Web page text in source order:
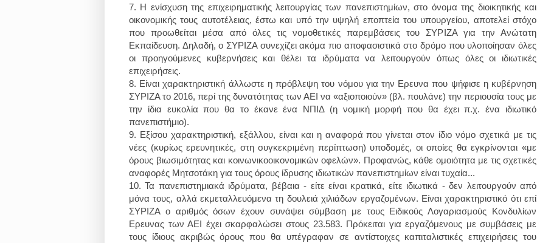
7. Η ενίσχυση της επιχειρηματικής λειτουργίας των πανεπιστημίων, στο όνομα της διοικητικής και
οικονομικής τους αυτοτέλειας, έστω και υπό την υψηλή εποπτεία του υπουργείου, αποτελεί στόχο
που προωθείται μέσα από όλες τις νομοθετικές παρεμβάσεις του ΣΥΡΙΖΑ για την Ανώτατη
Εκπαίδευση. Δηλαδή, ο ΣΥΡΙΖΑ συνεχίζει ακόμα πιο αποφασιστικά στο δρόμο που υλοποίησαν όλες
οι προηγούμενες κυβερνήσεις και θέλει τα ιδρύματα να λειτουργούν όπως όλες οι ιδιωτικές
επιχειρήσεις.
8. Είναι χαρακτηριστική άλλωστε η πρόβλεψη του νόμου για την Ερευνα που ψήφισε η κυβέρνηση
ΣΥΡΙΖΑ το 2016, περί της δυνατότητας των ΑΕΙ να «αξιοποιούν» (βλ. πουλάνε) την περιουσία τους με
την ίδια ευκολία που θα το έκανε ένα ΝΠΙΔ (η νομική μορφή που θα έχει π.χ. ένα ιδιωτικό
πανεπιστήμιο).
9. Εξίσου χαρακτηριστική, εξάλλου, είναι και η αναφορά που γίνεται στον ίδιο νόμο σχετικά με τις
νέες (κυρίως ερευνητικές, στη συγκεκριμένη περίπτωση) υποδομές, οι οποίες θα εγκρίνονται «με
όρους βιωσιμότητας και κοινωνικοοικονομικών οφελών». Προφανώς, κάθε ομοιότητα με τις σχετικές
αναφορές Μητσοτάκη για τους όρους ίδρυσης ιδιωτικών πανεπιστημίων είναι τυχαία...
10. Τα πανεπιστημιακά ιδρύματα, βέβαια - είτε είναι κρατικά, είτε ιδιωτικά - δεν λειτουργούν από
μόνα τους, αλλά εκμεταλλευόμενα τη δουλειά χιλιάδων εργαζομένων. Είναι χαρακτηριστικό ότι επί
ΣΥΡΙΖΑ ο αριθμός όσων έχουν συνάψει σύμβαση με τους Ειδικούς Λογαριασμούς Κονδυλίων
Ερευνας των ΑΕΙ έχει σκαρφαλώσει στους 23.583. Πρόκειται για εργαζόμενους με συμβάσεις με
τους ίδιους ακριβώς όρους που θα υπέγραφαν σε αντίστοιχες καπιταλιστικές επιχειρήσεις του